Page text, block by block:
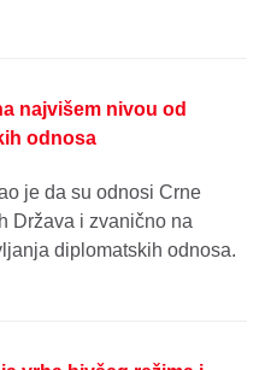
najvišem nivou od
odnosa
je da su odnosi Crne
Država i zvanično na
diplomatskih odnosa.